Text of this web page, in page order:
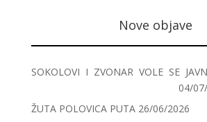
Nove objave
SOKOLOVI I ZVONAR VOLE SE
04/
ŽUTA POLOVICA PUTA 26/06/2026